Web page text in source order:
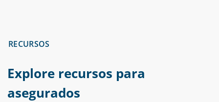
RECURSOS
Explore recursos para
asegurados